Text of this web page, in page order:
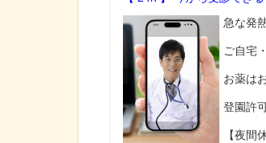
急な発
ご自宅
お薬は
登園許
【夜間